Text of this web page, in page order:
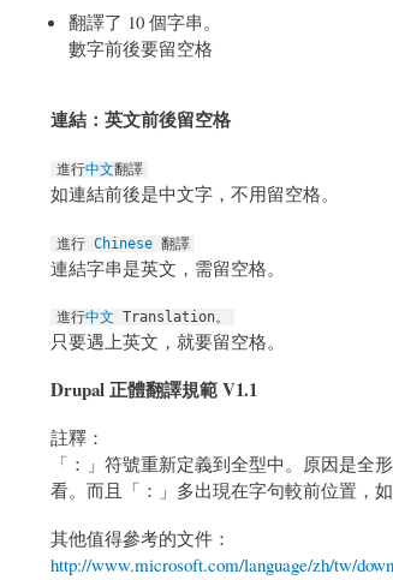
翻譯了 10 個字串。
數字前後要留空格
連結：英文前後留空格
進行中文翻譯
如連結前後是中文字，不用留空格。
進行 Chinese翻譯
連結字串是英文，需留空格。
進行中文 Translation。
只要遇上英文，就要留空格。
Drupal 正體翻譯規範 V1.1
註釋：
「：」符號重新定義到全型中。原因是全
看。而且「：」多出現在字句較前位置，
其他值得參考的文件：
http://www.microsoft.com/language/zh/tw/